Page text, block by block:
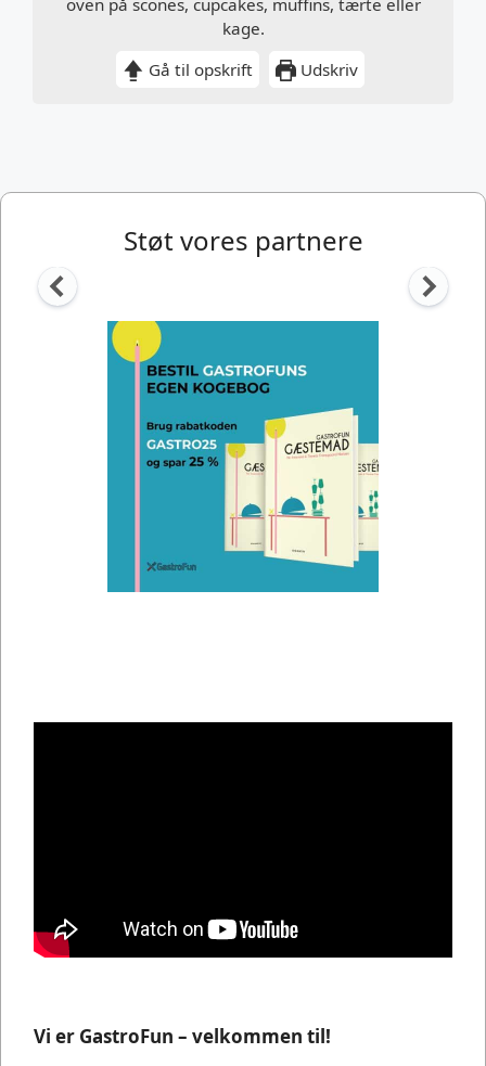
oven på scones, cupcakes, muffins, tærte eller
kage.
Gå til opskrift
Udskriv
Støt vores partnere
Vi er GastroFun – velkommen til!